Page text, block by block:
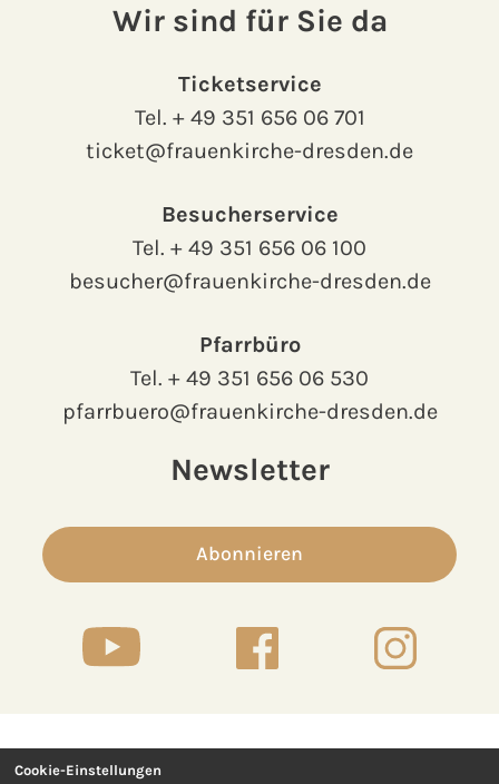
Wir sind für Sie da
Ticketservice
Tel. + 49 351 656 06 701
ticket@frauenkirche-dresden.de
Besucherservice
Tel. + 49 351 656 06 100
besucher@frauenkirche-dresden.de
Pfarrbüro
Tel. + 49 351 656 06 530
pfarrbuero@frauenkirche-dresden.de
Newsletter
Abonnieren
Kontakt
Cookie-Einstellungen